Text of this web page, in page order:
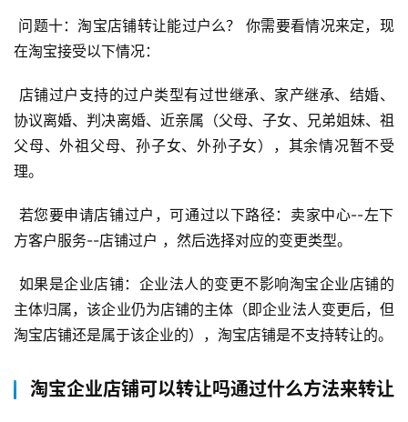
在淘宝接受以下情况：
协议离婚、判决离婚、近亲属（父母、子女、兄弟姐妹、祖
父母、外祖父母、孙子女、外孙子女），其余情况暂不受
理。
方客户服务--店铺过户 ，然后选择对应的变更类型。
主体归属，该企业仍为店铺的主体（即企业法人变更后，但
淘宝店铺还是属于该企业的），淘宝店铺是不支持转让的。
淘宝企业店铺可以转让吗通过什么方法来转让